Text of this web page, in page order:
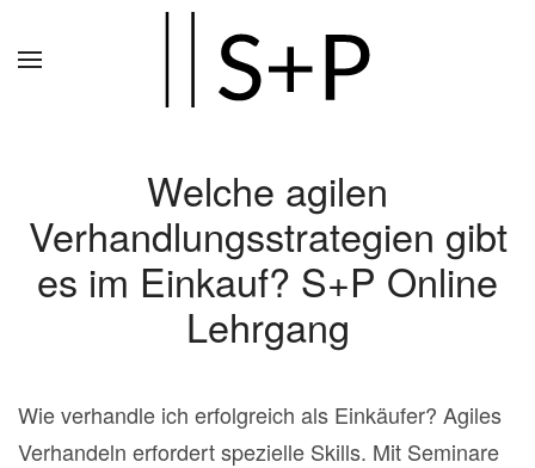
Welche agilen
Verhandlungsstrategien gibt
es im Einkauf? S+P Online
Lehrgang
Wie verhandle ich erfolgreich als Einkäufer? Agiles
Verhandeln erfordert spezielle Skills. Mit Seminare